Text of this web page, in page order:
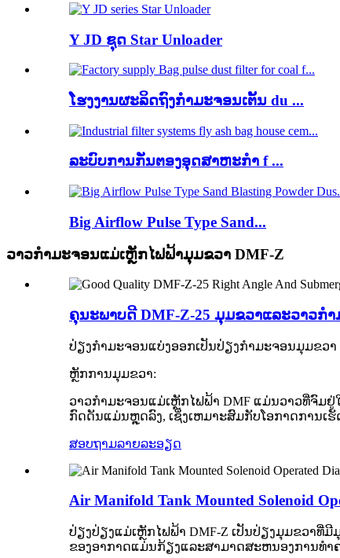
Y JD ຊຸດ Star Unloader
ໂຮງງານຜະລິດຖົງກໍາມະຈອນເຕັ້ນ du ...
ລະບົບການກັ່ນຕອງອຸດສາຫະກໍາ f ...
Big Airflow Pulse Type Sand...
ວາວກຳມະຈອນແມ່ເຫຼັກໄຟຟ້າມຸມຂວາ DMF-Z
ຄຸນະພາບດີ DMF-Z-25 ມຸມຂວາແລະວາວກໍາ
ປ່ຽງກໍາມະຈອນແບ່ງອອກເປັນປ່ຽງກໍາມະຈອນມຸມຂວ
ຫຼັກ​ການ​ມຸມ​ຂວາ​:
ວາວກໍາມະຈອນແມ່ເຫຼັກໄຟຟ້າ DMF ແມ່ນວາວທີ່ຈົມ
ກົດດັນແມ່ນຫຼຸດລົງ, ເຊິ່ງເຫມາະສົມກັບໂອກາດການ
ສອບຖາມລາຍລະອຽດ
Air Manifold Tank Mounted Solenoid
ປ່ຽງປ່ຽງແມ່ເຫຼັກໄຟຟ້າ DMF-Z ເປັນປ່ຽງມຸມຂວາທີ່
ຂອງອາກາດແມ່ນກ້ຽງແລະສາມາດສະຫນອງການທໍາ